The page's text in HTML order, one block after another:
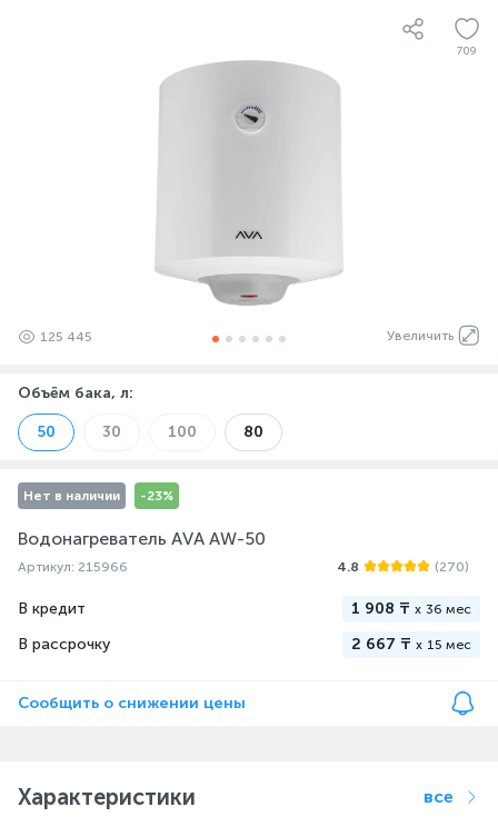
709
Увеличить
125 445
Объём бака, л:
50 30 100 80
Нет в наличии -23%
Водонагреватель AVA AW-50
Артикул: 215966 4.8 (270)
В кредит 1 908 ₸ x 36 мес
В рассрочку 2 667 ₸ x 15 мес
Сообщить о снижении цены
Характеристики все